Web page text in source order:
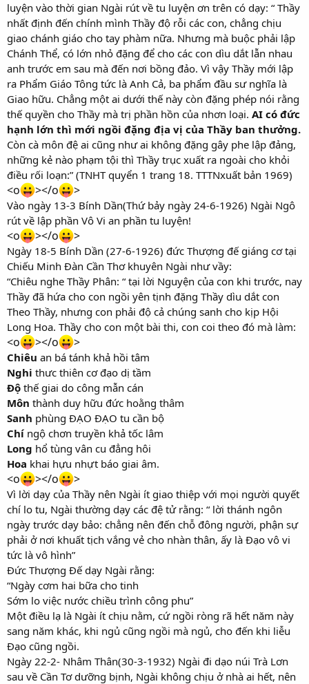
luyện vào thời gian Ngài rút về tu luyện ơn trên có dạy: “ Thầy
nhất định đến chính mình Thầy độ rỗi các con, chẳng chịu
giao chánh giáo cho tay phàm nữa. Nhưng mà buộc phải lập
Chánh Thể, có lớn nhỏ đặng để cho các con dìu dắt lẫn nhau
anh trước em sau mà đến nơi bồng đảo. Vì vậy Thầy mới lập
ra Phẩm Giáo Tông tức là Anh Cả, ba phẩm đầu sư nghĩa là
Giao hữu. Chẳng một ai dưới thế này còn đặng phép nói rằng
thế quyền cho Thầy mà trị phần hồn của nhơn loại. AI có đức
hạnh lớn thì mới ngồi đặng địa vị của Thầy ban thưởng.
Còn cà môn đệ ai cũng như ai không đặng gây phe lập đảng,
những kẻ nào phạm tội thì Thầy trục xuất ra ngoài cho khỏi
điều rối loạn:” (TNHT quyển 1 trang 18. TTTNxuất bản 1969)
<o ></o >
Vào ngày 13-3 Bính Dần(Thứ bảy ngày 24-6-1926) Ngài Ngô
rút về lập phần Vô Vi an phần tu luyện!
<o ></o >
Ngày 18-5 Bính Dần (27-6-1926) đức Thượng đế giáng cơ tại
Chiếu Minh Đàn Cần Thơ khuyên Ngài như vầy:
“Chiêu nghe Thầy Phân: “ tại lời Nguyện của con khi trước, nay
Thầy đã hứa cho con ngồi yên tịnh đặng Thầy dìu dắt con
Theo Thầy, nhưng con phải độ cả chúng sanh cho kịp Hội
Long Hoa. Thầy cho con một bài thi, con coi theo đó mà làm:
<o ></o >
Chiêu an bá tánh khả hồi tâm
Nghi thưc thiên cơ đạo dị tầm
Độ thế giai do công mẫn cán
Môn thành duy hữu đức hoằng thâm
Sanh phùng ĐẠO ĐẠO tu cần bộ
Chí ngộ chơn truyền khả tốc lâm
Long hổ tùng vân cu đẳng hôi
Hoa khai hựu nhựt báo giai âm.
<o ></o >
Vì lời dạy của Thầy nên Ngài ít giao thiệp với mọi người quyết
chí lo tu, Ngài thường dạy các đệ tử rằng: “ lời thánh ngôn
ngày trước dạy bảo: chẳng nên đến chỗ đông người, phận sự
phải ở nơi khuất tịch vắng vẻ cho nhàn thân, ấy là Đạo vô vi
tức là vô hình”
Đức Thượng Đế dạy Ngài rằng:
“Ngày cơm hai bữa cho tinh
Sớm lo việc nước chiều trình công phu”
Một điều lạ là Ngài ít chịu nằm, cứ ngồi ròng rã hết năm này
sang năm khác, khi ngủ cũng ngồi mà ngủ, cho đến khi liễu
Đạo cũng ngồi.
Ngày 22-2- Nhâm Thân(30-3-1932) Ngài đi dạo núi Trà Lơn
sau về Cần Tơ dưỡng bịnh, Ngài không chịu ở nhà ai hết, nên